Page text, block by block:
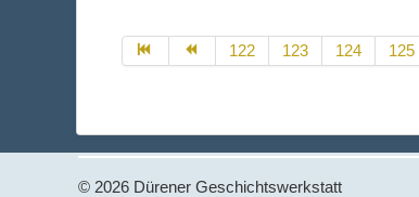
122 123 124 125
© 2026 Dürener Geschichtswerkstatt